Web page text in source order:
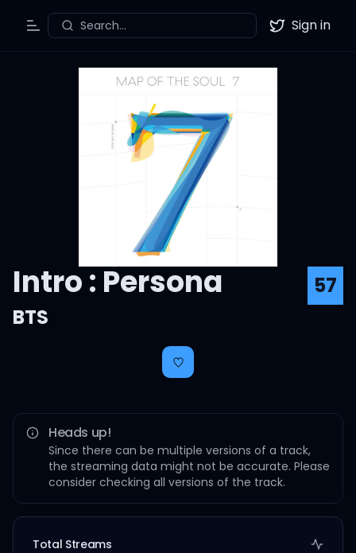
Toggle Menu
Search... Twitter
Sign in
Intro : Persona
57
BTS
Heads up!
Since there can be multiple versions of a track,
the streaming data might not be accurate. Please
consider checking all versions of the track.
Total Streams